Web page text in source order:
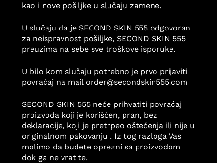
kao i nove pošiljke u slučaju zamene.
U slučaju da je SECOND SKIN 555 odgovoran
za neispravnost pošiljke, SECOND SKIN 555
preuzima na sebe sve troškove isporuke.
U bilo kom slučaju potrebno je prvo prijaviti
povraćaj na mail order@secondskin555.com
SECOND SKIN 555 neće prihvatiti povraćaj
proizvoda koji je korišćen, pran, bez
deklaracije, koji je pretrpeo oštećenja ili nije u
originalnom pakovanju . Iz tog razloga Vas
molimo da budete oprezni sa proizvodom
dok ga ne vratite.